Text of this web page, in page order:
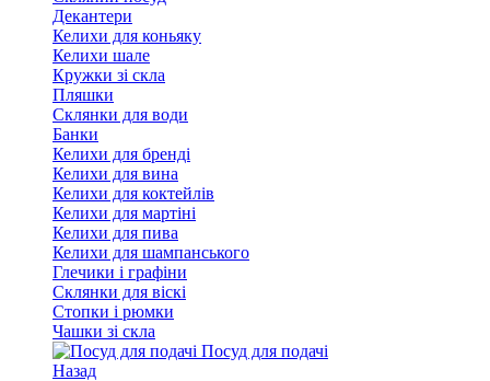
Декантери
Келихи для коньяку
Келихи шале
Кружки зі скла
Пляшки
Склянки для води
Банки
Келихи для бренді
Келихи для вина
Келихи для коктейлів
Келихи для мартіні
Келихи для пива
Келихи для шампанського
Глечики і графіни
Склянки для віскі
Стопки і рюмки
Чашки зі скла
Посуд для подачі
Назад